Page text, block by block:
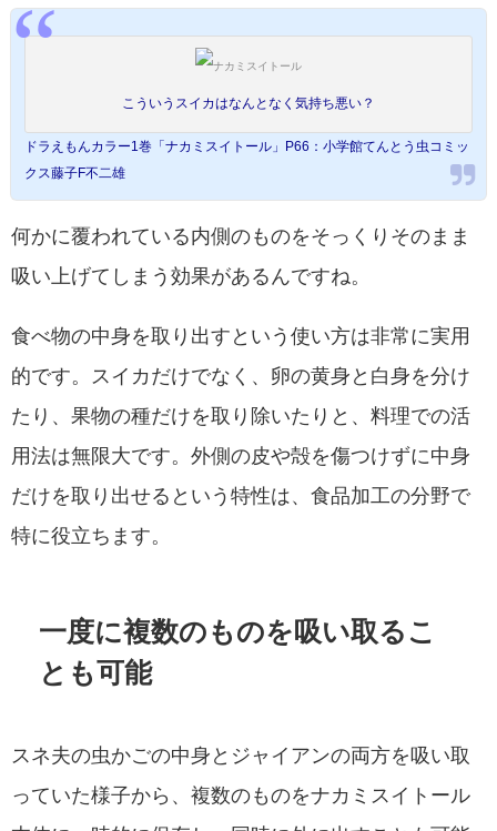
こういうスイカはなんとなく気持ち悪い？
ドラえもんカラー1巻「ナカミスイトール」P66：小学館てんとう虫コミッ
クス藤子F不二雄
何かに覆われている内側のものをそっくりそのまま
吸い上げてしまう効果があるんですね。
食べ物の中身を取り出すという使い方は非常に実用
的です。スイカだけでなく、卵の黄身と白身を分け
たり、果物の種だけを取り除いたりと、料理での活
用法は無限大です。外側の皮や殻を傷つけずに中身
だけを取り出せるという特性は、食品加工の分野で
特に役立ちます。
一度に複数のものを吸い取るこ
とも可能
スネ夫の虫かごの中身とジャイアンの両方を吸い取
っていた様子から、複数のものをナカミスイトール